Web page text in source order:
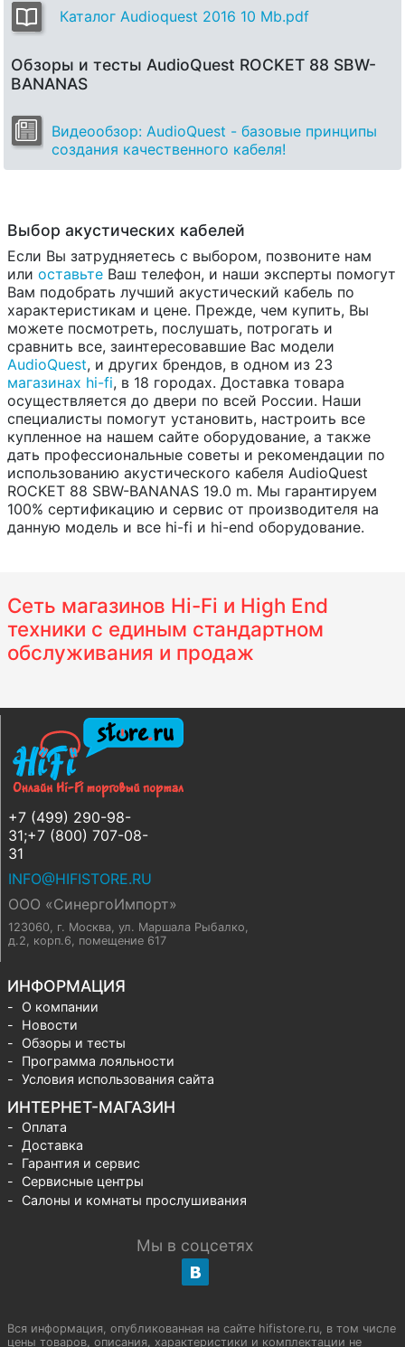
Каталог Audioquest 2016 10 Mb.pdf
Обзоры и тесты AudioQuest ROCKET 88 SBW-
BANANAS
Видеообзор: AudioQuest - базовые принципы
создания качественного кабеля!
Выбор акустических кабелей
Если Вы затрудняетесь с выбором, позвоните нам
или оставьте Ваш телефон, и наши эксперты помогут
Вам подобрать лучший акустический кабель по
характеристикам и цене. Прежде, чем купить, Вы
можете посмотреть, послушать, потрогать и
сравнить все, заинтересовавшие Вас модели
AudioQuest, и других брендов, в одном из 23
магазинах hi-fi, в 18 городах. Доставка товара
осуществляется до двери по всей России. Наши
специалисты помогут установить, настроить все
купленное на нашем сайте оборудование, а также
дать профессиональные советы и рекомендации по
использованию акустического кабеля AudioQuest
ROCKET 88 SBW-BANANAS 19.0 m. Мы гарантируем
100% сертификацию и сервис от производителя на
данную модель и все hi-fi и hi-end оборудование.
Сеть магазинов Hi-Fi и High End
техники с единым стандартном
обслуживания и продаж
+7 (499) 290-98-
31;+7 (800) 707-08-
31
INFO@HIFISTORE.RU
ООО «СинергоИмпорт»
123060, г. Москва, ул. Маршала Рыбалко,
д.2, корп.6, помещение 617
ИНФОРМАЦИЯ
О компании
Новости
Обзоры и тесты
Программа лояльности
Условия использования сайта
ИНТЕРНЕТ-МАГАЗИН
Оплата
Доставка
Гарантия и сервис
Сервисные центры
Салоны и комнаты прослушивания
Мы в соцсетях
Вся информация, опубликованная на сайте hifistore.ru, в том числе
цены товаров, описания, характеристики и комплектации не